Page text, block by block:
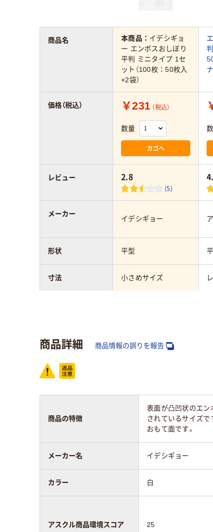
本商品： イデシギョ
ー エンボスおしぼり
平判 ミニタイプ 1セ
ット（100枚：50枚入
×2袋）
￥231 （税込）
数量
カゴへ
2.8
(5)
イデシギョー
平型
小さめサイズ
商品名
価格（税込）
レビュー
メーカー
形状
寸法
商品詳細 商品情報の誤りを報告
商品の特徴
表面が凸凹状のエン
されているサイズで
おもて面です。
メーカー名 イデシギョー
カラー 白
アスクル商品環境スコア 25